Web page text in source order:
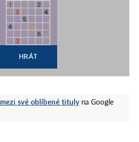
HRÁT
mezi své oblíbené tituly na Google